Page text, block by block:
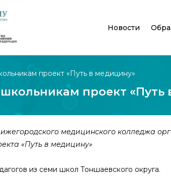
Новости
проект «Путь в медицину»
проект «Путь
медицинского колледжа
«Путь в медицину»
из семи школ Тоншаевского округа.